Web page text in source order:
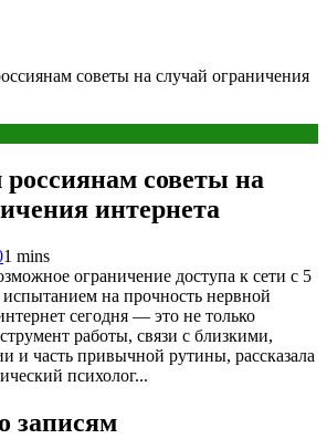
советы на случай ограничения
россиянам советы на
интернета
1 mins
ограничение доступа к сети с 5
на прочность нервной
сегодня — это не только
работы, связи с близкими,
и часть привычной рутины, рассказала
психолог...
записям